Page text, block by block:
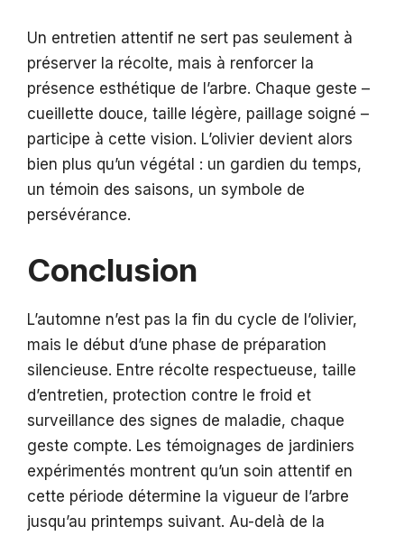
Un entretien attentif ne sert pas seulement à
préserver la récolte, mais à renforcer la
présence esthétique de l’arbre. Chaque geste –
cueillette douce, taille légère, paillage soigné –
participe à cette vision. L’olivier devient alors
bien plus qu’un végétal : un gardien du temps,
un témoin des saisons, un symbole de
persévérance.
Conclusion
L’automne n’est pas la fin du cycle de l’olivier,
mais le début d’une phase de préparation
silencieuse. Entre récolte respectueuse, taille
d’entretien, protection contre le froid et
surveillance des signes de maladie, chaque
geste compte. Les témoignages de jardiniers
expérimentés montrent qu’un soin attentif en
cette période détermine la vigueur de l’arbre
jusqu’au printemps suivant. Au-delà de la